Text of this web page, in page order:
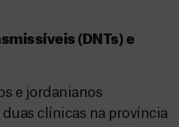
(DNTs) e
e jordanianos
duas clínicas na província